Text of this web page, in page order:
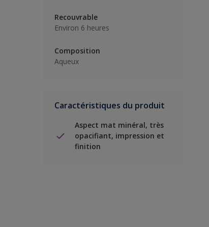
Recouvrable
Environ 6 heures
Composition
Aqueux
Caractéristiques du produit
Aspect mat minéral, très
opacifiant, impression et
finition